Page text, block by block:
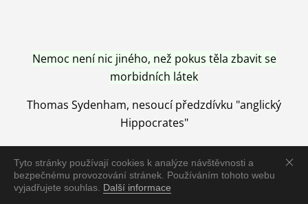
Tyto stránky používají cookies k analýze návštěvnosti a
bezpečnému provozování stránek. Používáním tohoto webu
vyjadřujete souhlas. Další informace
Nemoc není nic jiného, než pokus těla zbavit se
morbidních látek
Thomas Sydenham, nesoucí předzdívku "anglický
Hippocrates"
Nemoc je vyléčena jen pomocí Přírody, neutralizací a